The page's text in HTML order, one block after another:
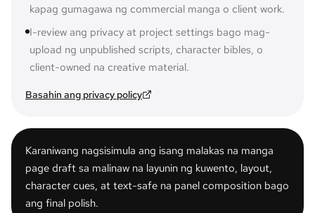
kapag gumagawa ng commercial manga o client work.
I-review ang privacy at project settings bago mag-
upload ng unpublished scripts, character bibles, o
client-owned na creative material.
Basahin ang privacy policy
Karaniwang nagsisimula ang isang malakas na manga
page draft sa malinaw na layunin ng kuwento, layout,
character cues, at text-safe na panel composition bago
ang final polish.